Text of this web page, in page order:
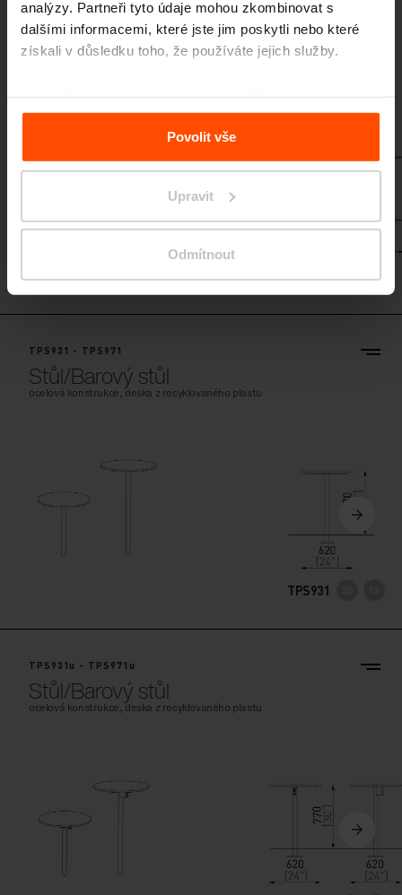
analýzy. Partneři tyto údaje mohou zkombinovat s
dalšími informacemi, které jste jim poskytli nebo které
získali v důsledku toho, že používáte jejich služby.
osobních údajů.
Povolit vše
Upravit
Odmítnout
TPS921u - TPS961u
Stůl/Barový stůl
TPS921u
TPS931 - TPS971
Stůl/Barový stůl
ocelová konstrukce, deska z recyklovaného plastu
TPS931
TPS931u - TPS971u
Stůl/Barový stůl
ocelová konstrukce, deska z recyklovaného plastu